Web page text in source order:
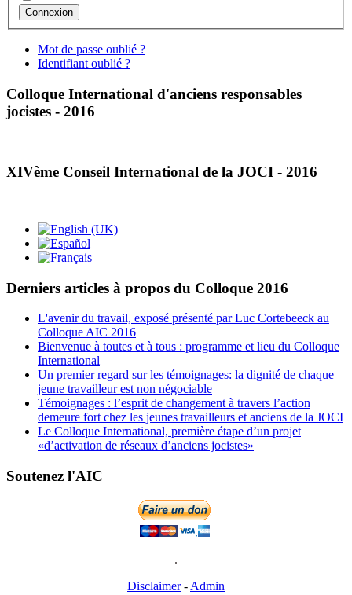
Connexion
Mot de passe oublié ?
Identifiant oublié ?
Colloque International d'anciens responsables
jocistes - 2016
XIVème Conseil International de la JOCI - 2016
Derniers articles à propos du Colloque 2016
L'avenir du travail, exposé présenté par Luc Cortebeeck au
Colloque AIC 2016
Bienvenue à toutes et à tous : programme et lieu du Colloque
International
Un premier regard sur les témoignages: la dignité de chaque
jeune travailleur est non négociable
Témoignages : l’esprit de changement à travers l’action
demeure fort chez les jeunes travailleurs et anciens de la JOCI
Le Colloque International, première étape d’un projet
«d’activation de réseaux d’anciens jocistes»
Soutenez l'AIC
Disclaimer- Admin